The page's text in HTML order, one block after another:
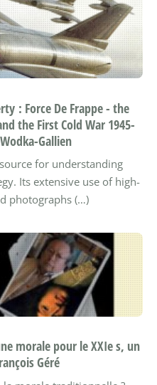
: Force De Frappe - the
the First Cold War 1945-
Gallien
for understanding
Its extensive use of high-
photographs (…)
morale pour le XXIe s, un
Géré